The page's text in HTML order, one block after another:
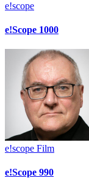
e!scope
e!Scope 1000
e!scope Film
e!Scope 990